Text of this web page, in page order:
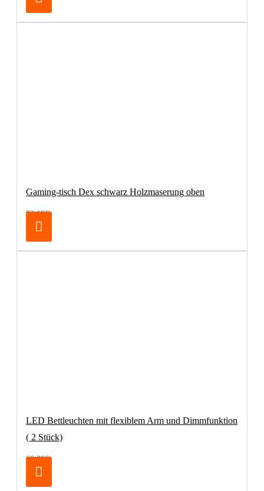
Gaming-tisch Dex schwarz Holzmaserung oben
83,19€
LED Bettleuchten mit flexiblem Arm und Dimmfunktion
( 2 Stück)
66,39€